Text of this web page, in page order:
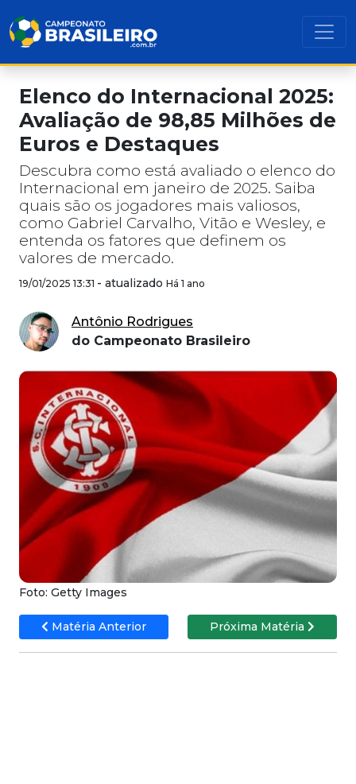
Elenco do Internacional 2025:
Avaliação de 98,85 Milhões de
Euros e Destaques
Descubra como está avaliado o elenco do
Internacional em janeiro de 2025. Saiba
quais são os jogadores mais valiosos,
como Gabriel Carvalho, Vitão e Wesley, e
entenda os fatores que definem os
valores de mercado.
19/01/2025 13:31 - atualizado Há 1 ano
Antônio Rodrigues
do Campeonato Brasileiro
Foto: Getty Images
Matéria Anterior Próxima Matéria